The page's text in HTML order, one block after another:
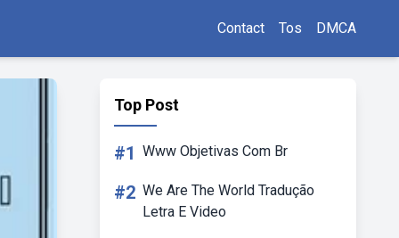
Contact Tos DMCA
Top Post
#1 Www Objetivas Com Br
#2 We Are The World Tradução
Letra E Video